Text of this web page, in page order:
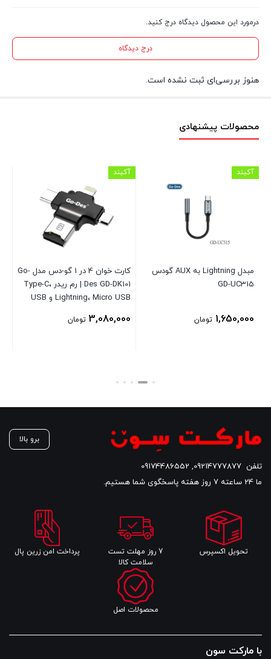
درمورد این محصول دیدگاه درج کنید.
درج دیدگاه
هنوز بررسی‌ای ثبت نشده است.
محصولات پیشنهادی
مبدل Lightning به AUX گودس
GD-UC315
1,650,000 تومان
آکبند
کارت خوان 4 در 1 گو-دس مدل Go-
Des GD-DK101 | رم ریدر Type-C،
Lightning، Micro USB و USB
3,080,000 تومان
آکبند
برو بالا
تلفن 09214777877
,
09174486552
ما 24 ساعته 7 روز هفته پاسخگوی شما هستیم.
تحویل اکسپرس
7 روز مهلت تست
سلامت کالا
پرداخت امن زرین پال
محصولات اصل
با مارکت سون